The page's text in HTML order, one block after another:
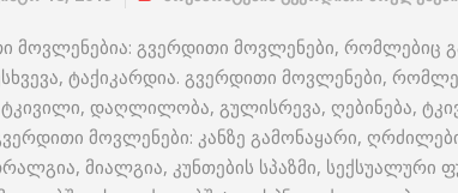
მოვლენებია: გვერდითი მოვლენები, რომლებიც
ტაქიკარდია. გვერდითი მოვლენები,
დაღლილობა, გულისრევა, ღებინება,
მოვლენები: კანზე გამონაყარი,
მიალგია, კუნთების სპაზმი, სექსუალური